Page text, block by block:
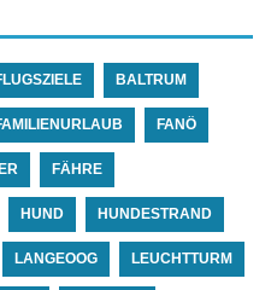
BALTRUM
FANÖ
FÄHRE
HUND HUNDESTRAND
LANGEOOG LEUCHTTURM